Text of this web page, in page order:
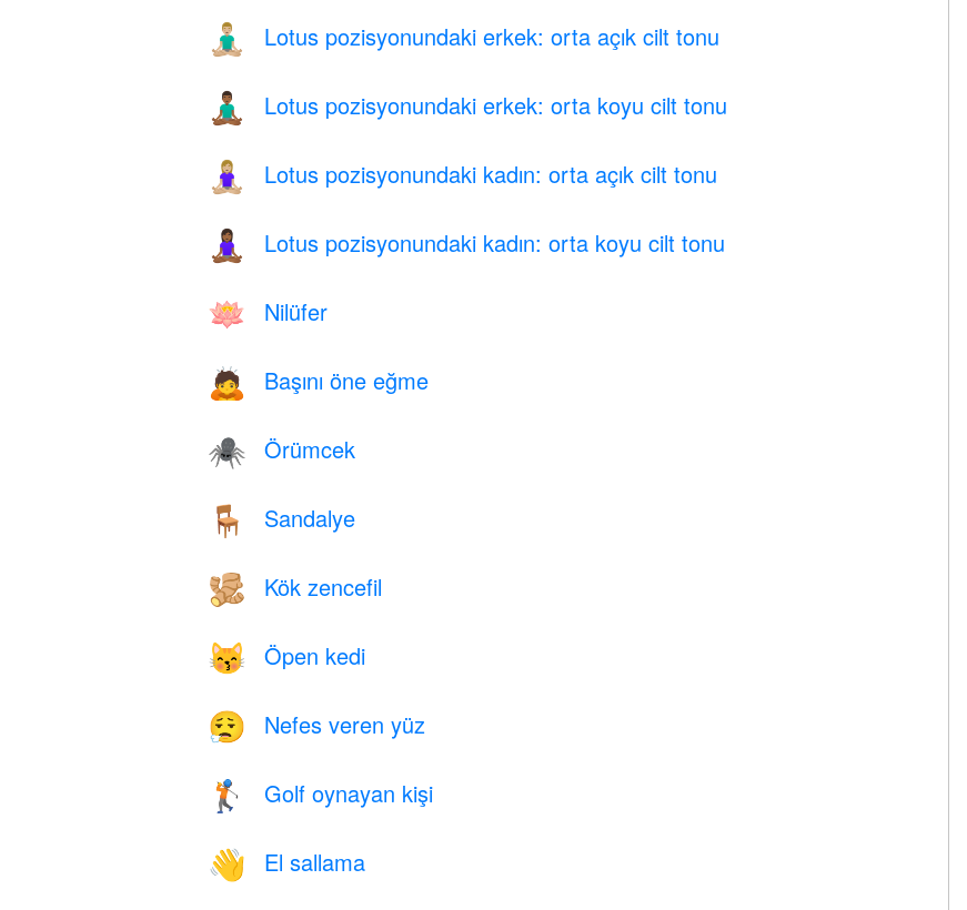
🧘🏼‍♂️ Lotus pozisyonundaki erkek: orta açık cilt tonu
🧘🏾‍♂️ Lotus pozisyonundaki erkek: orta koyu cilt tonu
🧘🏼‍♀️ Lotus pozisyonundaki kadın: orta açık cilt tonu
🧘🏾‍♀️ Lotus pozisyonundaki kadın: orta koyu cilt tonu
🪷 Nilüfer
🙇 Başını öne eğme
🕷️ Örümcek
🪑 Sandalye
🫚 Kök zencefil
😽 Öpen kedi
😮‍💨 Nefes veren yüz
🏌️ Golf oynayan kişi
👋 El sallama